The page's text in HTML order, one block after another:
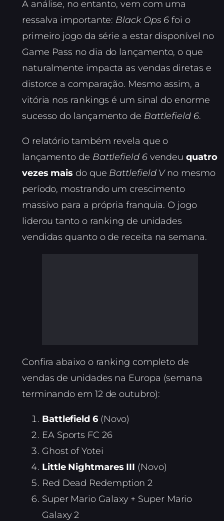
A análise, no entanto, vem com uma
ressalva importante: Black Ops 6 foi o
primeiro jogo da série a estar disponível no
Game Pass no dia do lançamento, o que
naturalmente impacta as vendas diretas e
distorce a comparação. Mesmo assim, a
vitória nos rankings é um sinal do enorme
sucesso do lançamento de Battlefield 6.
O relatório também revela que o
lançamento de Battlefield 6vendeuquatro
vezes mais do que Battlefield Vno mesmo
período, mostrando um crescimento
massivo para a própria franquia. O jogo
liderou tanto o ranking de unidades
vendidas quanto o de receita na semana.
Confira abaixo o ranking completo de
vendas de unidades na Europa (semana
terminando em 12 de outubro):
Battlefield 6(Novo)
EA Sports FC 26
Ghost of Yotei
Little Nightmares III (Novo)
Red Dead Redemption 2
Super Mario Galaxy + Super Mario
Galaxy 2